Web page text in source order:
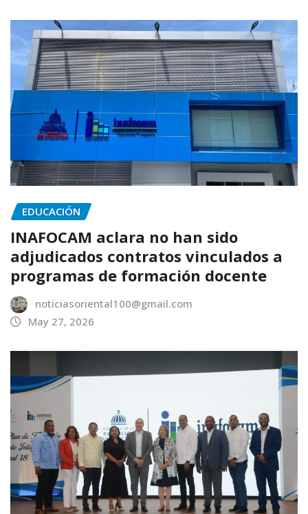
EDUCACIÓN
INAFOCAM aclara no han sido
adjudicados contratos vinculados a
programas de formación docente
noticiasoriental100@gmail.com
May 27, 2026